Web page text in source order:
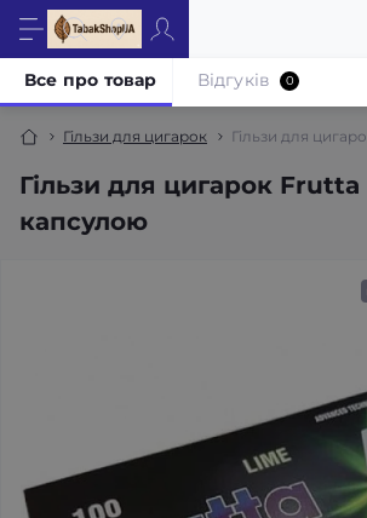
Гільзи для цигарок Гільзи для
Гільзи для цигарок Frutta
капсулою
Все про товар Відгуків 0